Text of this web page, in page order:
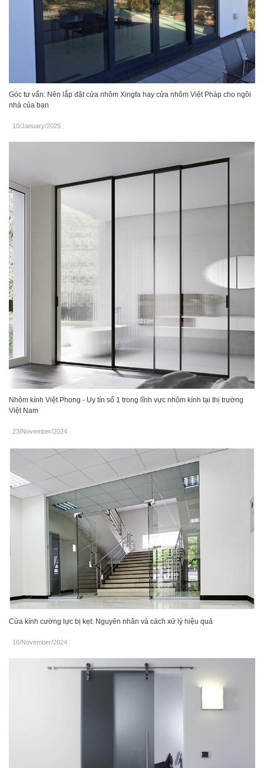
Góc tư vấn: Nên lắp đặt cửa nhôm Xingfa hay cửa nhôm Việt Pháp cho ngôi
nhà của bạn
10/January/2025
Nhôm kính Việt Phong - Uy tín số 1 trong lĩnh vực nhôm kính tại thị trường
Việt Nam
23/November/2024
Cửa kính cường lực bị kẹt: Nguyên nhân và cách xử lý hiệu quả
16/November/2024